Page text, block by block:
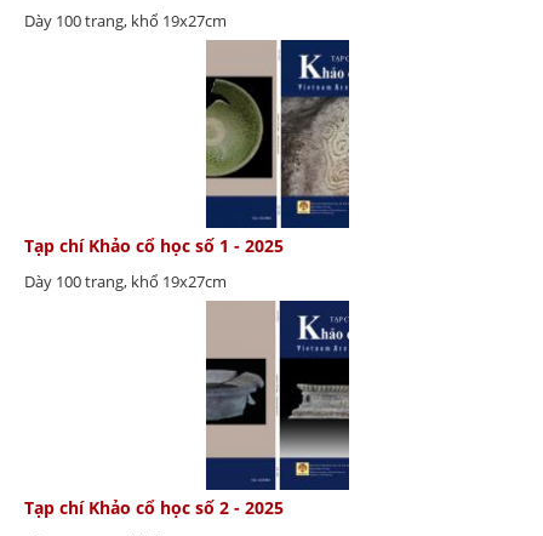
Dày 100 trang, khổ 19x27cm
Tạp chí Khảo cổ học số 1 - 2025
Dày 100 trang, khổ 19x27cm
Tạp chí Khảo cổ học số 2 - 2025